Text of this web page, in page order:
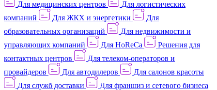
Для медицинских центров
Для логистических
компаний
Для ЖКХ и энергетики
Для
образовательных организаций
Для недвижимости и
управляющих компаний
Для HoReCa
Решения для
контактных центров
Для телеком-операторов и
провайдеров
Для автодилеров
Для салонов красоты
Для служб доставки
Для франшиз и сетевого бизнеса